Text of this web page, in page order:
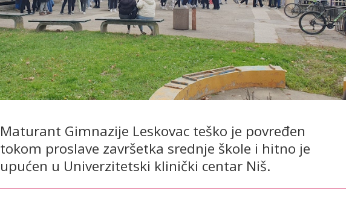
Maturant Gimnazije Leskovac teško je povređen
tokom proslave završetka srednje škole i hitno je
upućen u Univerzitetski klinički centar Niš.